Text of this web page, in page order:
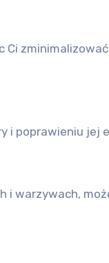
Ci
i poprawieniu jej
i warzywach,